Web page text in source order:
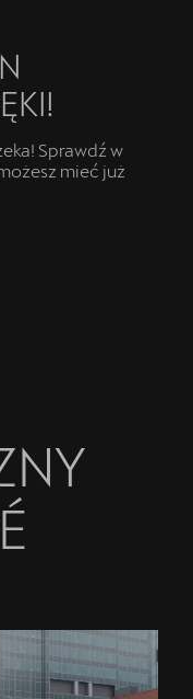
Sprawdź w
mieć już